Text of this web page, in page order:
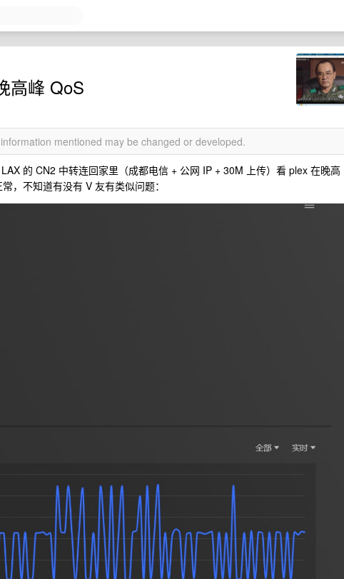
高峰 QoS
mentioned may be changed or developed.
的 CN2 中转连回家里（成都电信 + 公网 IP + 30M 上传）看 plex 在晚高
，不知道有没有 V 友有类似问题：